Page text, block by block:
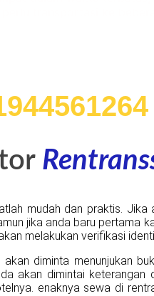
mudah dan praktis.
jika anda baru pertama
melakukan verifikasi
diminta menunjukan
akan dimintai keterangan
enaknya sewa di